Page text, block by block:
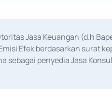
Jasa Keuangan (d.h
Efek berdasarkan surat
sebagai penyedia Jasa